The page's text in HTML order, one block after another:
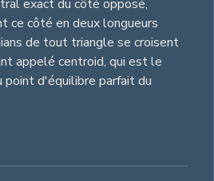
exact du côté opposé,
ce côté en deux longueurs
de tout triangle se croisent
appelé centroid, qui est le
point d'équilibre parfait du